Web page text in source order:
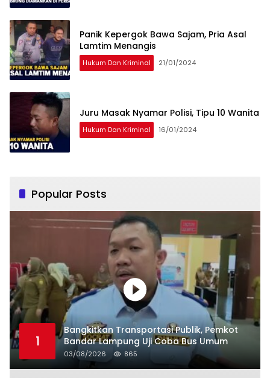
Panik Kepergok Bawa Sajam, Pria Asal
Lamtim Menangis
Hukum Dan Kriminal 21/01/2024
Juru Masak Nyamar Polisi, Tipu 10 Wanita
Hukum Dan Kriminal 16/01/2024
Popular Posts
1
Bangkitkan Transportasi Publik, Pemkot
Bandar Lampung Uji Coba Bus Umum
03/08/2026 865